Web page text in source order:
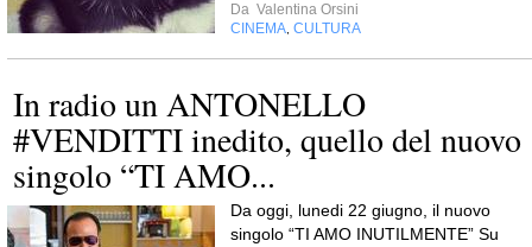
Da Valentina Orsini
CINEMA CULTURA
In radio un ANTONELLO
#VENDITTI inedito, quello del nuovo
singolo “TI AMO...
Da oggi, lunedi 22 giugno, il nuovo
singolo “TI AMO INUTILMENTE” Su